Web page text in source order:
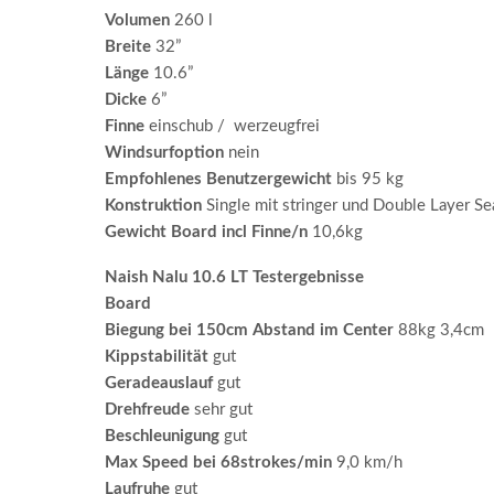
Volumen260 l
Breite32”
Länge10.6”
Dicke6”
Finneeinschub / werzeugfrei
Windsurfoptionnein
Empfohlenes Benutzergewichtbis 95 kg
KonstruktionSingle mit stringer und Double Layer
Gewicht Board incl Finne/n10,6kg
Naish Nalu 10.6 LT Testergebnisse
Board
Biegung bei 150cm Abstand im Center88kg 3,4cm
Kippstabilitätgut
Geradeauslaufgut
Drehfreudesehr gut
Beschleunigunggut
Max Speed bei 68strokes/min9,0 km/h
Laufruhegut